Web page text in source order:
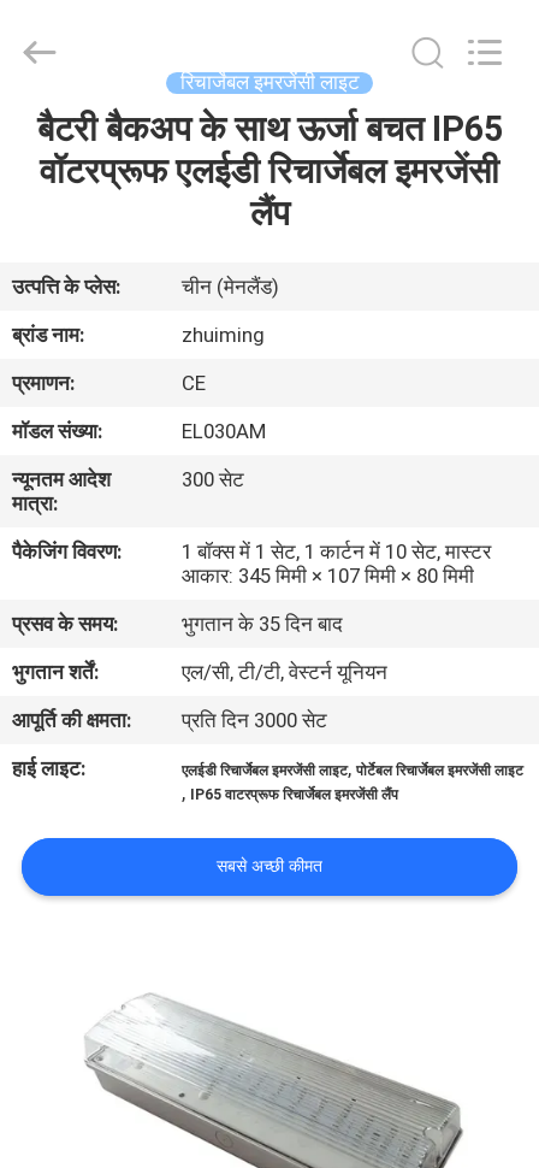
हमारे
बारे
में
कारखाना
भ्रमण
गुणवत्ता
नियंत्रण
संपर्क
करें
उद्धरण
की
SITEMAP
Technology
Co.,Ltd.
Reserved.
रिचार्जेबल इमरजेंसी लाइट
बैटरी बैकअप के साथ ऊर्जा बचत IP65
वॉटरप्रूफ एलईडी रिचार्जेबल इमरजेंसी
लैंप
उत्पत्ति के प्लेस:
चीन (मेनलैंड)
ब्रांड नाम:
zhuiming
प्रमाणन:
CE
मॉडल संख्या:
EL030AM
न्यूनतम आदेश
मात्रा:
300 सेट
पैकेजिंग विवरण:
1 बॉक्स में 1 सेट, 1 कार्टन में 10 सेट, मास्टर
आकार: 345 मिमी × 107 मिमी × 80 मिमी
प्रसव के समय:
भुगतान के 35 दिन बाद
भुगतान शर्तें:
एल/सी, टी/टी, वेस्टर्न यूनियन
आपूर्ति की क्षमता:
प्रति दिन 3000 सेट
हाई लाइट:
एलईडी रिचार्जेबल इमरजेंसी लाइट,पोर्टेबल रिचार्जेबल इमरजेंसी लाइट
, IP65 वाटरप्रूफ रिचार्जेबल इमरजेंसी लैंप
सबसे अच्छी कीमत